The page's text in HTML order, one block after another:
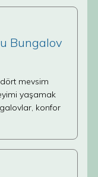
Bungalov
dört mevsim
yaşamak
konfor